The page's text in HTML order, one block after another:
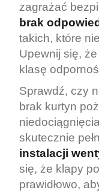
zagrażać
brak
takich, które
Upewnij się,
klasę
Sprawdź, czy
brak kurtyn
skutecznie
instalacji
się, że klapy
prawidłowo,